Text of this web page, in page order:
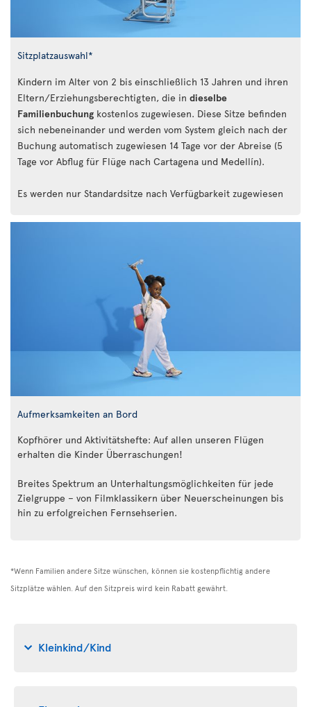
Sitzplatzauswahl*
Kindern im Alter von 2 bis einschließlich 13 Jahren und ihren
Eltern/Erziehungsberechtigten, die in dieselbe
Familienbuchung kostenlos zugewiesen. Diese Sitze befinden
sich nebeneinander und werden vom System gleich nach der
Buchung automatisch zugewiesen 14 Tage vor der Abreise (5
Tage vor Abflug für Flüge nach Cartagena und Medellín).
Es werden nur Standardsitze nach Verfügbarkeit zugewiesen
Aufmerksamkeiten an Bord
Kopfhörer und Aktivitätshefte: Auf allen unseren Flügen
erhalten die Kinder Überraschungen!
Breites Spektrum an Unterhaltungsmöglichkeiten für jede
Zielgruppe – von Filmklassikern über Neuerscheinungen bis
hin zu erfolgreichen Fernsehserien.
*Wenn Familien andere Sitze wünschen, können sie kostenpflichtig andere
Sitzplätze wählen. Auf den Sitzpreis wird kein Rabatt gewährt.
Kleinkind/Kind